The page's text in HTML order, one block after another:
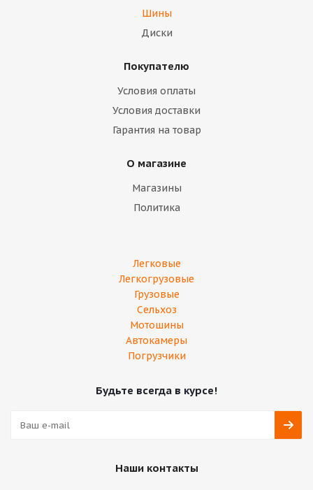
Шины
Диски
Покупателю
Условия оплаты
Условия доставки
Гарантия на товар
О магазине
Магазины
Политика
Легковые
Легкогрузовые
Грузовые
Сельхоз
Мотошины
Автокамеры
Погрузчики
Будьте всегда в курсе!
Наши контакты